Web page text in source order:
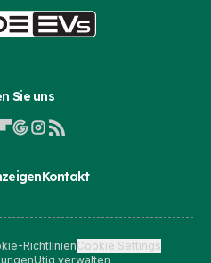
Sie uns
Kontakt
RichtlinienCookie Settings
Utiq verwalten